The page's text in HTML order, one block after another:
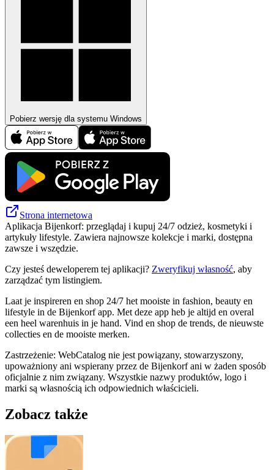
Pobierz wersję dla systemu Windows
Strona internetowa
Aplikacja Bijenkorf: przeglądaj i kupuj 24/7 odzież, kosmetyki i
artykuły lifestyle. Zawiera najnowsze kolekcje i marki, dostępna
zawsze i wszędzie.
Czy jesteś deweloperem tej aplikacji? Zweryfikuj własność, aby
zarządzać tym listingiem.
Laat je inspireren en shop 24/7 het mooiste in fashion, beauty en
lifestyle in de Bijenkorf app. Met deze app heb je altijd en overal
een heel warenhuis in je hand. Vind en shop de trends, de nieuwste
collecties en de mooiste merken.
Zastrzeżenie: WebCatalog nie jest powiązany, stowarzyszony,
upoważniony ani wspierany przez de Bijenkorf ani w żaden sposób
oficjalnie z nim związany. Wszystkie nazwy produktów, logo i
marki są własnością ich odpowiednich właścicieli.
Zobacz także